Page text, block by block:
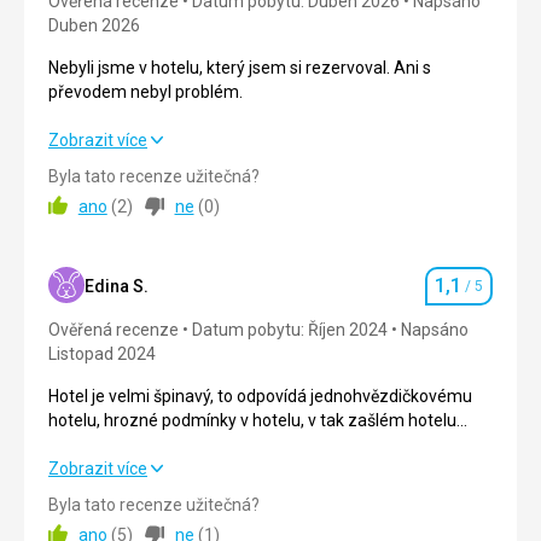
Duben 2026
Nebyli jsme v hotelu, který jsem si rezervoval. Ani s
převodem nebyl problém.
Nebyli jsme v hotelu, který jsem si rezervoval. Ani s
Strava
Okolí 5,0/ 5
Služby
Cena 5,0/ 5
Pláž
Je to pořád perfektní, jen je potřeba si rezervovat předem.
Zobrazit více
Byla tato recenze užitečná?
ano (2) ne (0)
Edina S. Hodnocení
1,1 / 5
Ověřená recenze Datum pobytu: Říjen 2024
Napsáno
Listopad 2024
Hotel je velmi špinavý, to odpovídá jednohvězdičkovému
hotelu, hrozné podmínky v hotelu, v tak zašlém hotelu
Hotel je velmi špinavý, to odpovídá jednohvězdičkovému
jsem ještě nebyl, už tam nikdy nepojedu!
Zobrazit více
Byla tato recenze užitečná?
ano (5) ne (1 )